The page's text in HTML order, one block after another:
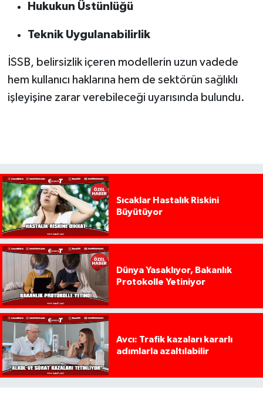
Hukukun Üstünlüğü
Teknik Uygulanabilirlik
İSSB, belirsizlik içeren modellerin uzun vadede
hem kullanıcı haklarına hem de sektörün sağlıklı
işleyişine zarar verebileceği uyarısında bulundu.
Sıcaklar Hastalık Riskini
Büyütüyor
Dünya Yasaklıyor, Bakanlık
Protokolle Yetiniyor
Avcı: Trafik kazaları kararlı
adımlarla azaltılabilir